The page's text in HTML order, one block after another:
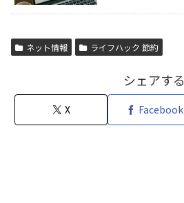
ネット情報 ライフハック 節約
シェアする
X Facebook